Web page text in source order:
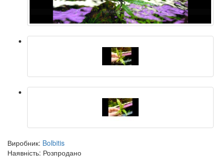
Виробник: Bolbitis
Наявність: Розпродано